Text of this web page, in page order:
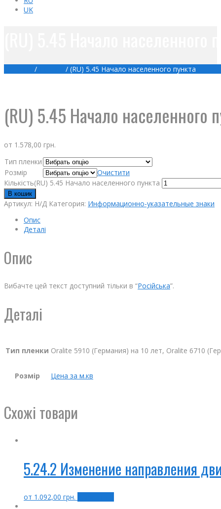
UK
/ / (RU) 5.45 Начало населенного пункта
(RU) 5.45 Начало населенного
от 1.578,00 грн.
Тип пленки
Розмір
Очистити
Кількість(RU) 5.45 Начало населенного пункта
В кошик
Артикул: Н/Д Категория: Информационно-указательные знаки
Опис
Деталі
Опис
Вибачте цей текст доступний тільки в “Російська”.
Деталі
Тип пленки Oralite 5910 (Германия) на 10 лет, Oralite 6710
Розмір Цена за м.кв
Схожі товари
5.24.2 Изменение направления
от 1.092,00 грн.